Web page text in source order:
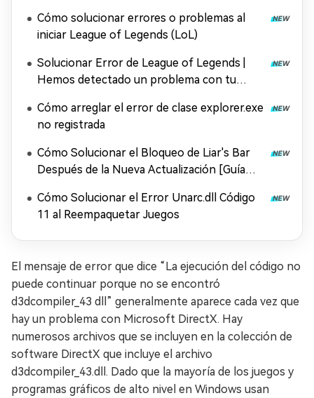
Cómo solucionar errores o problemas al
iniciar League of Legends (LoL)
Solucionar Error de League of Legends |
Hemos detectado un problema con tu
Cómo arreglar el error de clase explorer.exe
no registrada
Cómo Solucionar el Bloqueo de Liar's Bar
Después de la Nueva Actualización [Guía
Cómo Solucionar el Error Unarc.dll Código
11 al Reempaquetar Juegos
El mensaje de error que dice “La ejecución del código no
puede continuar porque no se encontró
d3dcompiler_43 dll” generalmente aparece cada vez que
hay un problema con Microsoft DirectX. Hay
numerosos archivos que se incluyen en la colección de
software DirectX que incluye el archivo
d3dcompiler_43.dll. Dado que la mayoría de los juegos y
programas gráficos de alto nivel en Windows usan